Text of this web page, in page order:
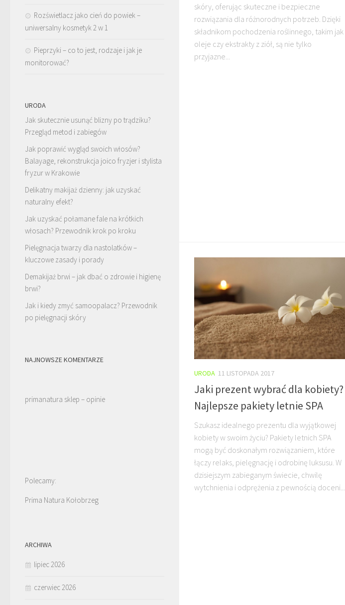
skóry, oferując skuteczne i bezpieczne
rozwiązania dla różnorodnych potrzeb. Dzięki
składnikom pochodzenia roślinnego, takim jak
oleje czy ekstrakty z ziół, są nie tylko
przyjazne...
URODA 11 LISTOPADA 2017
Jaki prezent wybrać dla kobiety?
Najlepsze pakiety letnie SPA
Szukasz idealnego prezentu dla wyjątkowej
kobiety w swoim życiu? Pakiety letnich SPA
mogą być doskonałym rozwiązaniem, które
łączy relaks, pielęgnację i odrobinę luksusu. W
dzisiejszym zabieganym świecie, chwilę
wytchnienia i odprężenia z pewnością doceni...
Rozświetlacz jako cień do powiek –
uniwersalny kosmetyk 2 w 1
Pieprzyki – co to jest, rodzaje i jak je
monitorować?
URODA
Jak skutecznie usunąć blizny po trądziku?
Przegląd metod i zabiegów
Jak poprawić wygląd swoich włosów?
Balayage, rekonstrukcja joico fryzjer i stylista
fryzur w Krakowie
Delikatny makijaż dzienny: jak uzyskać
naturalny efekt?
Jak uzyskać połamane fale na krótkich
włosach? Przewodnik krok po kroku
Pielęgnacja twarzy dla nastolatków –
kluczowe zasady i porady
Demakijaż brwi – jak dbać o zdrowie i higienę
brwi?
Jak i kiedy zmyć samoopalacz? Przewodnik
po pielęgnacji skóry
NAJNOWSZE KOMENTARZE
primanatura sklep – opinie
Polecamy:
Prima Natura Kołobrzeg
ARCHIWA
lipiec 2026
czerwiec 2026